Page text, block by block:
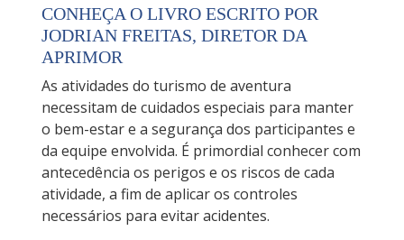
CONHEÇA O LIVRO ESCRITO POR
JODRIAN FREITAS, DIRETOR DA
APRIMOR
As atividades do turismo de aventura
necessitam de cuidados especiais para manter
o bem-estar e a segurança dos participantes e
da equipe envolvida. É primordial conhecer com
antecedência os perigos e os riscos de cada
atividade, a fim de aplicar os controles
necessários para evitar acidentes.